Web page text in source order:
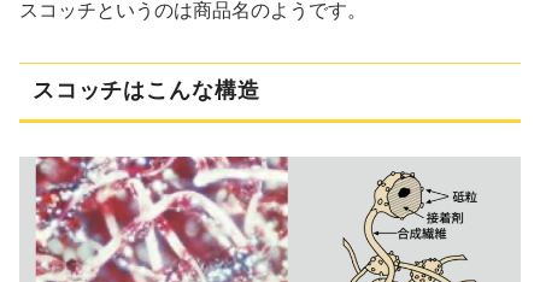
スコッチというのは商品名のようです。
スコッチはこんな構造